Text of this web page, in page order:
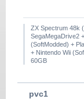
ZX Spectrum 48k
SegaMegaDrive2
(SoftModded) +
+ Nintendo Wii
60GB
pvc1